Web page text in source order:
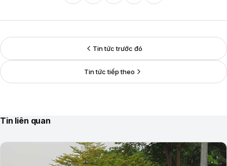
Tin tức trước đó
Tin tức tiếp theo
Tin liên quan